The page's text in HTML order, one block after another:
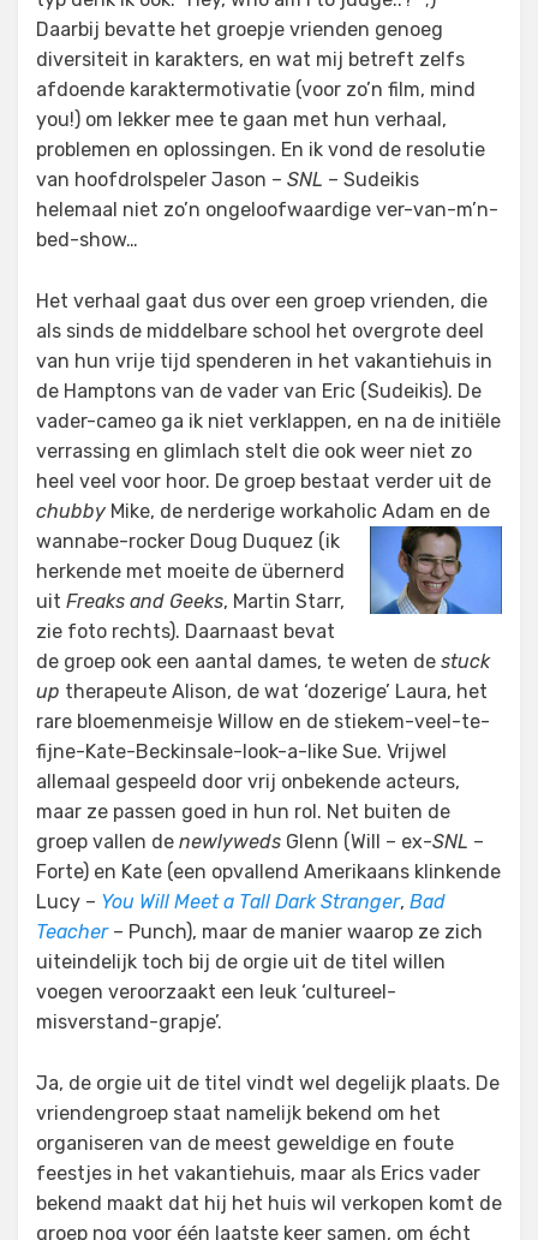
Daarbij bevatte het groepje vrienden genoeg
diversiteit in karakters, en wat mij betreft zelfs
afdoende karaktermotivatie (voor zo’n film, mind
you!) om lekker mee te gaan met hun verhaal,
problemen en oplossingen. En ik vond de resolutie
van hoofdrolspeler Jason – SNL – Sudeikis
helemaal niet zo’n ongeloofwaardige ver-van-m’n-
bed-show…
Het verhaal gaat dus over een groep vrienden, die
als sinds de middelbare school het overgrote deel
van hun vrije tijd spenderen in het vakantiehuis in
de Hamptons van de vader van Eric (Sudeikis). De
vader-cameo ga ik niet verklappen, en na de initiële
verrassing en glimlach stelt die ook weer niet zo
heel veel voor hoor. De groep bestaat verder uit de
chubby Mike, de nerderige workaholic Adam en de
wannabe-rocker Doug Duquez (ik
herkende met moeite de übernerd
uit Freaks and Geeks, Martin Starr,
zie foto rechts). Daarnaast bevat
de groep ook een aantal dames, te weten de stuck
up therapeute Alison, de wat ‘dozerige’ Laura, het
rare bloemenmeisje Willow en de stiekem-veel-te-
fijne-Kate-Beckinsale-look-a-like Sue. Vrijwel
allemaal gespeeld door vrij onbekende acteurs,
maar ze passen goed in hun rol. Net buiten de
groep vallen de newlyweds Glenn (Will – ex-SNL –
Forte) en Kate (een opvallend Amerikaans klinkende
Lucy – You Will Meet a Tall Dark Stranger, Bad
Teacher– Punch), maar de manier waarop ze zich
uiteindelijk toch bij de orgie uit de titel willen
voegen veroorzaakt een leuk ‘cultureel-
misverstand-grapje’.
Ja, de orgie uit de titel vindt wel degelijk plaats. De
vriendengroep staat namelijk bekend om het
organiseren van de meest geweldige en foute
feestjes in het vakantiehuis, maar als Erics vader
bekend maakt dat hij het huis wil verkopen komt de
groep nog voor één laatste keer samen, om écht